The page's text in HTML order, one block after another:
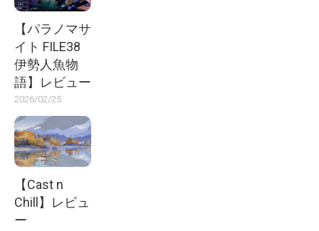
【パラノマサ
イト FILE38
伊勢人魚物
語】レビュー
2026/02/25
【Cast n
Chill】レビュ
ー